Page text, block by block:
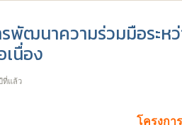
รพัฒนาความร่วมมือระห
นื่อง
ที่แล้ว
โครงกา